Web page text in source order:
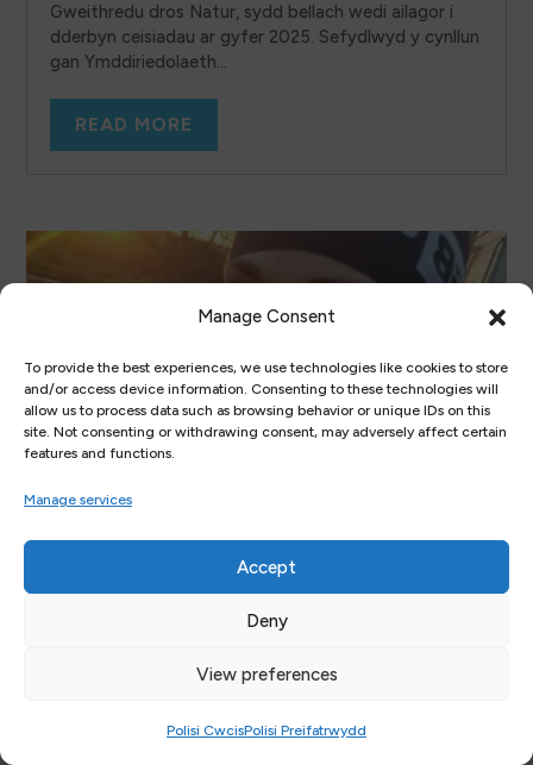
Manage Consent
To provide the best experiences, we use technologies like cookies to store
and/or access device information. Consenting to these technologies will
allow us to process data such as browsing behavior or unique IDs on this
site. Not consenting or withdrawing consent, may adversely affect certain
features and functions.
Manage services
Accept
Deny
View preferences
Polisi CwcisPolisi Preifatrwydd
Gweithredu dros Natur, sydd bellach wedi ailagor i
dderbyn ceisiadau ar gyfer 2025. Sefydlwyd y cynllun
gan Ymddiriedolaeth...
READ MORE
Y RHEDWR PROFIADOL SANNA
DUTHIE YN YMGYMRYD Â HER
RECORD AM GWBLHAU